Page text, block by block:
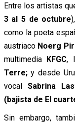
Entre los artistas
3 al 5 de octubre
como la poeta
austriaco Noerg
multimedia KFGC,
Terre;y desde
vocal Sabrina
(bajista de El
Sin embargo,